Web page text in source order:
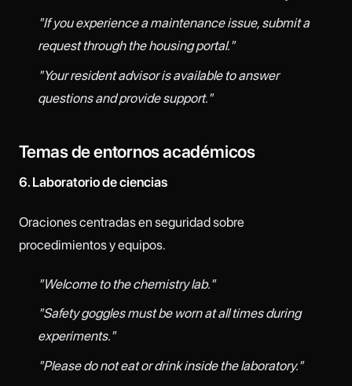
"If you experience a maintenance issue, submit a
request through the housing portal."
"Your resident advisor is available to answer
questions and provide support."
Temas de entornos académicos
6. Laboratorio de ciencias
Oraciones centradas en seguridad sobre
procedimientos y equipos.
"Welcome to the chemistry lab."
"Safety goggles must be worn at all times during
experiments."
"Please do not eat or drink inside the laboratory."